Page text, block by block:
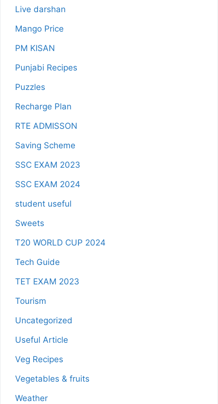
Live darshan
Mango Price
PM KISAN
Punjabi Recipes
Puzzles
Recharge Plan
RTE ADMISSON
Saving Scheme
SSC EXAM 2023
SSC EXAM 2024
student useful
Sweets
T20 WORLD CUP 2024
Tech Guide
TET EXAM 2023
Tourism
Uncategorized
Useful Article
Veg Recipes
Vegetables & fruits
Weather